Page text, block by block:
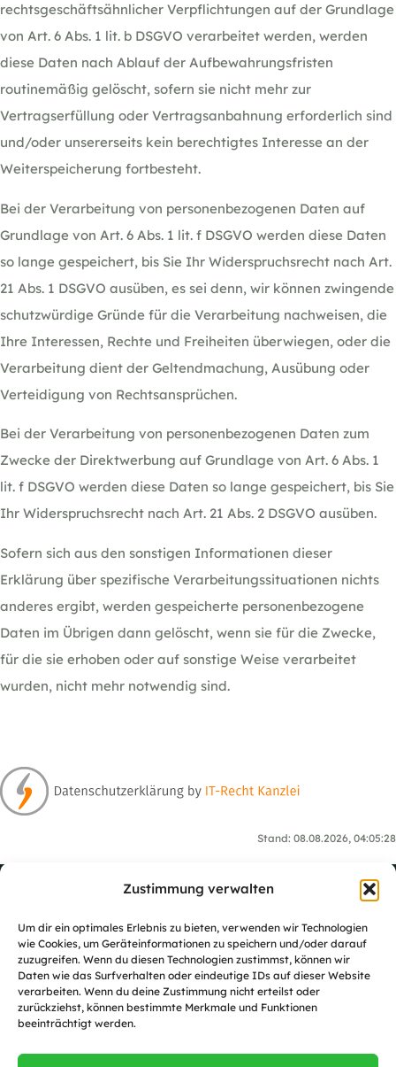
Zustimmung verwalten
Um dir ein optimales Erlebnis zu bieten, verwenden wir Technologien
wie Cookies, um Geräteinformationen zu speichern und/oder darauf
zuzugreifen. Wenn du diesen Technologien zustimmst, können wir
Daten wie das Surfverhalten oder eindeutige IDs auf dieser Website
verarbeiten. Wenn du deine Zustimmung nicht erteilst oder
zurückziehst, können bestimmte Merkmale und Funktionen
beeinträchtigt werden.
rechtsgeschäftsähnlicher Verpflichtungen auf der Grundlage
von Art. 6 Abs. 1 lit. b DSGVO verarbeitet werden, werden
diese Daten nach Ablauf der Aufbewahrungsfristen
routinemäßig gelöscht, sofern sie nicht mehr zur
Vertragserfüllung oder Vertragsanbahnung erforderlich sind
und/oder unsererseits kein berechtigtes Interesse an der
Weiterspeicherung fortbesteht.
Bei der Verarbeitung von personenbezogenen Daten auf
Grundlage von Art. 6 Abs. 1 lit. f DSGVO werden diese Daten
so lange gespeichert, bis Sie Ihr Widerspruchsrecht nach Art.
21 Abs. 1 DSGVO ausüben, es sei denn, wir können zwingende
schutzwürdige Gründe für die Verarbeitung nachweisen, die
Ihre Interessen, Rechte und Freiheiten überwiegen, oder die
Verarbeitung dient der Geltendmachung, Ausübung oder
Verteidigung von Rechtsansprüchen.
Bei der Verarbeitung von personenbezogenen Daten zum
Zwecke der Direktwerbung auf Grundlage von Art. 6 Abs. 1
lit. f DSGVO werden diese Daten so lange gespeichert, bis Sie
Ihr Widerspruchsrecht nach Art. 21 Abs. 2 DSGVO ausüben.
Sofern sich aus den sonstigen Informationen dieser
Erklärung über spezifische Verarbeitungssituationen nichts
anderes ergibt, werden gespeicherte personenbezogene
Daten im Übrigen dann gelöscht, wenn sie für die Zwecke,
für die sie erhoben oder auf sonstige Weise verarbeitet
wurden, nicht mehr notwendig sind.
Stand: 08.08.2026, 04:05:28
Impressum
Datenschutzerklärung
Cookie-Richtlinie